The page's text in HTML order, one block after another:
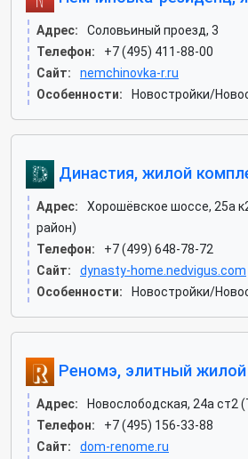
Адрес:
Соловьиный проезд, 3
Телефон:
+7 (495) 411-88-00
Сайт:
nemchinovka-r.ru
Особенности:
Новостройки/
Династия, жилой
Адрес:
Хорошёвское шоссе, 25а
район)
Телефон:
+7 (499) 648-78-72
Сайт:
dynasty-home.nedvigus.com
Особенности:
Новостройки/
Реномэ, элитный
Адрес:
Новослободская, 24а ст2
Телефон:
+7 (495) 156-33-88
Сайт:
dom-renome.ru